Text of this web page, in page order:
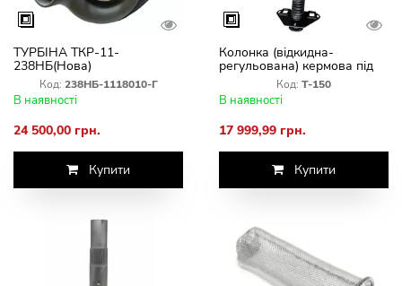
ТУРБІНА ТКР-11-
238НБ(Нова)
Код: 238НБ-1118010-Г
В наявності
24 500,00 грн.
Купити
Колонка (відкидна-
регульована) кермова під
насос дозатор Т-150
Код: Т-150
В наявності
17 999,99 грн.
Купити